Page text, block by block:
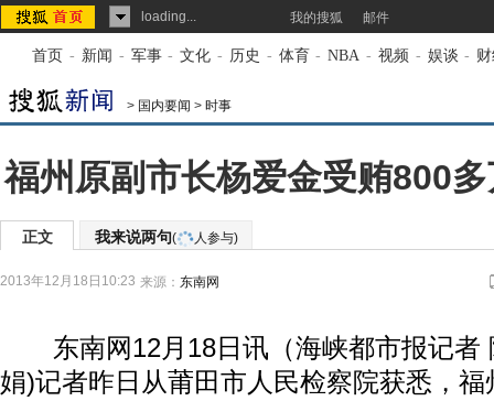
loading... 我的搜狐 邮件
首页 - 新闻 - 军事 - 文化 - 历史 - 体育 - NBA - 视频 - 娱谈 -
> 国内要闻 > 时事
福州原副市长杨爱金受贿800
正文 我来说两句( 人参与)
2013年12月18日10:23 来源： 东南网
东南网12月18日讯（海峡都市报记者
娟)记者昨日从莆田市人民检察院获悉，